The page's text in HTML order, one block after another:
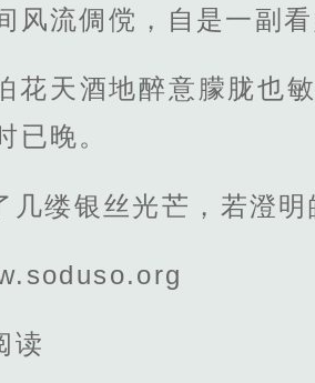
流倜傥，自是一副看
花天酒地醉意朦胧也
已晚。
几缕银丝光芒，若澄
读